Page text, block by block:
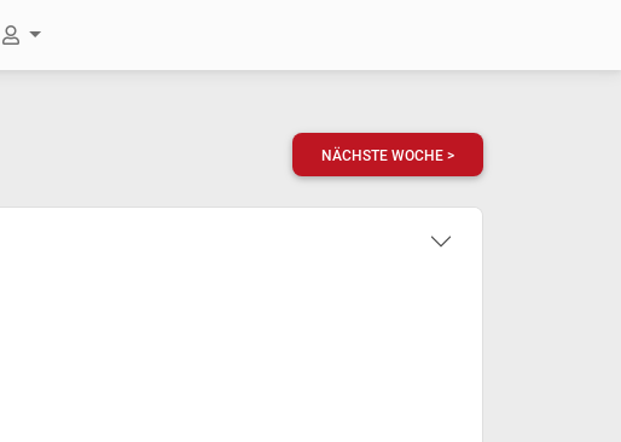
NÄCHSTE WOCHE >